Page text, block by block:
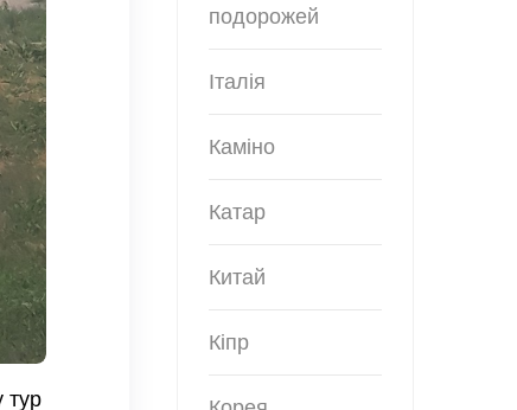
тур
подорожей
Італія
Каміно
Катар
Китай
Кіпр